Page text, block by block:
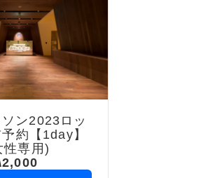
ン2023ロッ
約【1day】
性専用)